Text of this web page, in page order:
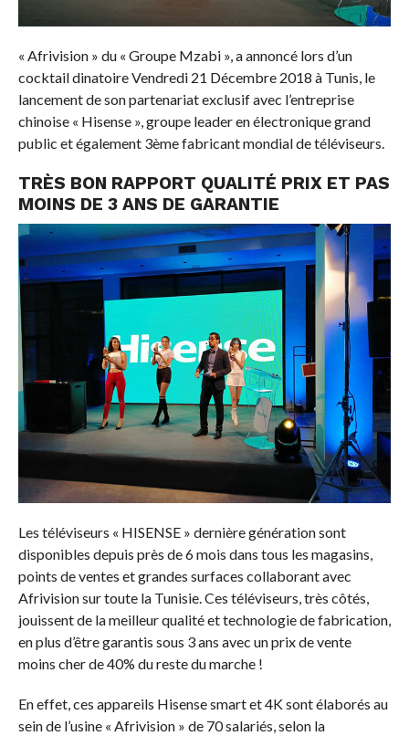
« Afrivision » du « Groupe Mzabi », a annoncé lors d’un
cocktail dinatoire Vendredi 21 Décembre 2018 à Tunis, le
lancement de son partenariat exclusif avec l’entreprise
chinoise « Hisense », groupe leader en électronique grand
public et également 3ème fabricant mondial de téléviseurs.
TRÈS BON RAPPORT QUALITÉ PRIX ET PAS
MOINS DE 3 ANS DE GARANTIE
Les téléviseurs « HISENSE » dernière génération sont
disponibles depuis près de 6 mois dans tous les magasins,
points de ventes et grandes surfaces collaborant avec
Afrivision sur toute la Tunisie. Ces téléviseurs, très côtés,
jouissent de la meilleur qualité et technologie de fabrication,
en plus d’être garantis sous 3 ans avec un prix de vente
moins cher de 40% du reste du marche !
En effet, ces appareils Hisense smart et 4K sont élaborés au
sein de l’usine « Afrivision » de 70 salariés, selon la